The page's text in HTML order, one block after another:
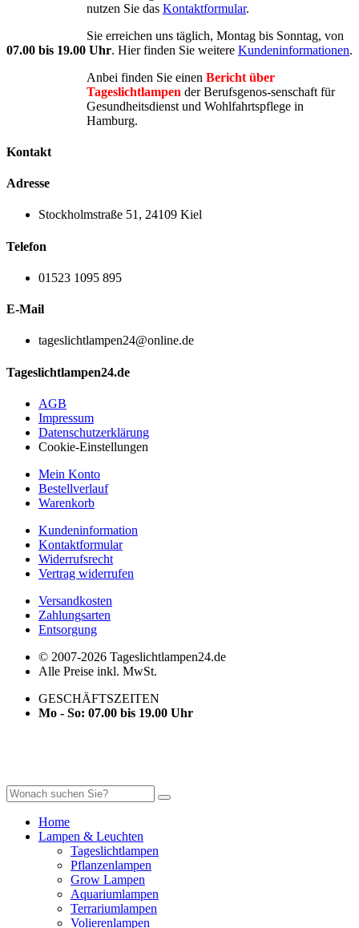
nutzen Sie das Kontaktformular.
Sie erreichen uns täglich, Montag bis Sonntag, von
07.00 bis 19.00 Uhr. Hier finden Sie weitere Kundeninformationen.
Anbei finden Sie einen Bericht über
Tageslichtlampen der Berufsgenos-senschaft für
Gesundheitsdienst und Wohlfahrtspflege in
Hamburg.
Kontakt
Adresse
Stockholmstraße 51, 24109 Kiel
Telefon
01523 1095 895
E-Mail
tageslichtlampen24@online.de
Tageslichtlampen24.de
AGB
Impressum
Datenschutzerklärung
Cookie-Einstellungen
Mein Konto
Bestellverlauf
Warenkorb
Kundeninformation
Kontaktformular
Widerrufsrecht
Vertrag widerrufen
Versandkosten
Zahlungsarten
Entsorgung
© 2007-2026 Tageslichtlampen24.de
Alle Preise inkl. MwSt.
GESCHÄFTSZEITEN
Mo - So: 07.00 bis 19.00 Uhr
Home
Lampen & Leuchten
Tageslichtlampen
Pflanzenlampen
Grow Lampen
Aquariumlampen
Terrariumlampen
Volierenlampen